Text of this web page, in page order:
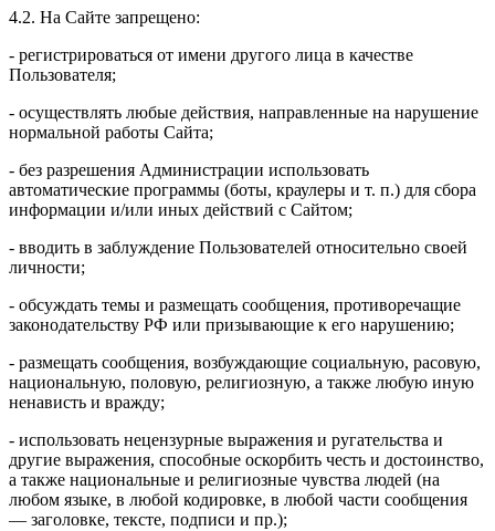
4.2. На Сайте запрещено:
- регистрироваться от имени другого лица в качестве
Пользователя;
- осуществлять любые действия, направленные на нарушение
нормальной работы Сайта;
- без разрешения Администрации использовать
автоматические программы (боты, краулеры и т. п.) для сбора
информации и/или иных действий с Сайтом;
- вводить в заблуждение Пользователей относительно своей
личности;
- обсуждать темы и размещать сообщения, противоречащие
законодательству РФ или призывающие к его нарушению;
- размещать сообщения, возбуждающие социальную, расовую,
национальную, половую, религиозную, а также любую иную
ненависть и вражду;
- использовать нецензурные выражения и ругательства и
другие выражения, способные оскорбить честь и достоинство,
а также национальные и религиозные чувства людей (на
любом языке, в любой кодировке, в любой части сообщения
— заголовке, тексте, подписи и пр.);